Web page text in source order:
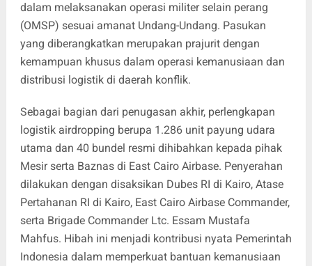
dalam melaksanakan operasi militer selain perang
(OMSP) sesuai amanat Undang-Undang. Pasukan
yang diberangkatkan merupakan prajurit dengan
kemampuan khusus dalam operasi kemanusiaan dan
distribusi logistik di daerah konflik.
Sebagai bagian dari penugasan akhir, perlengkapan
logistik airdropping berupa 1.286 unit payung udara
utama dan 40 bundel resmi dihibahkan kepada pihak
Mesir serta Baznas di East Cairo Airbase. Penyerahan
dilakukan dengan disaksikan Dubes RI di Kairo, Atase
Pertahanan RI di Kairo, East Cairo Airbase Commander,
serta Brigade Commander Ltc. Essam Mustafa
Mahfus. Hibah ini menjadi kontribusi nyata Pemerintah
Indonesia dalam memperkuat bantuan kemanusiaan